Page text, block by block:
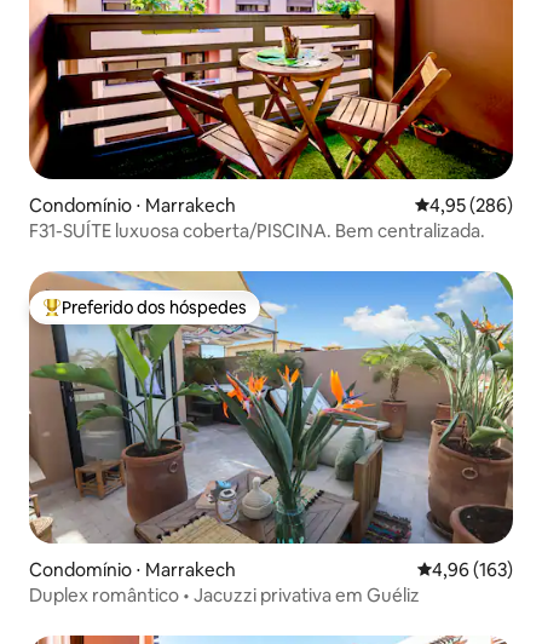
Condomínio ⋅ Marrakech 4,95 de uma
4,95 (286)
F31-SUÍTE luxuosa coberta/PISCINA. Bem centralizada.
Entre os melhores preferidos dos hóspedes
Preferido dos hóspedes
Condomínio ⋅ Marrakech 4,96 de uma
4,96 (163)
Duplex romântico • Jacuzzi privativa em Guéliz